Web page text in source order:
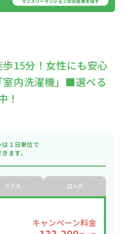
15分！女性にも安心
室内洗濯機」■選べる
！
は１日単位で
ます。
ミドル ロング
キャンペーン料金